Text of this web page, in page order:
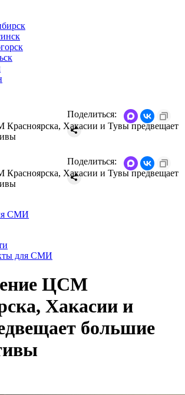
Хакасии и Тувы предвещает
Поделиться:
Хакасии и Тувы предвещает
Поделиться:
СМИ
для СМИ
ЦСМ
Хакасии и
большие